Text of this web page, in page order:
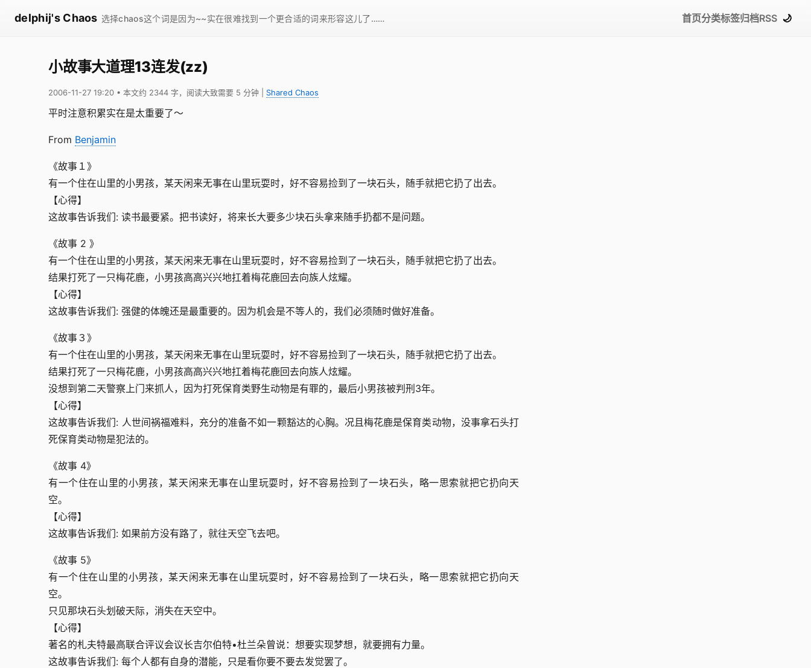
delphij's Chaos 选择chaos这个词是因为~~实在很难找到一个更合适的词来形容这儿了…… 首页分类标签归档RSS 🌙
小故事大道理13连发(zz)
2006-11-27 19:20 • 本文约 2344 字，阅读大致需要 5 分钟 Shared Chaos
平时注意积累实在是太重要了～
From Benjamin
《故事１》
有一个住在山里的小男孩，某天闲来无事在山里玩耍时，好不容易捡到了一块石头，随手就把它扔了出去。
【心得】
这故事告诉我们: 读书最要紧。把书读好，将来长大要多少块石头拿来随手扔都不是问题。
《故事 2 》
有一个住在山里的小男孩，某天闲来无事在山里玩耍时，好不容易捡到了一块石头，随手就把它扔了出去。
结果打死了一只梅花鹿，小男孩高高兴兴地扛着梅花鹿回去向族人炫耀。
【心得】
这故事告诉我们: 强健的体魄还是最重要的。因为机会是不等人的，我们必须随时做好准备。
《故事３》
有一个住在山里的小男孩，某天闲来无事在山里玩耍时，好不容易捡到了一块石头，随手就把它扔了出去。
结果打死了一只梅花鹿，小男孩高高兴兴地扛着梅花鹿回去向族人炫耀。
没想到第二天警察上门来抓人，因为打死保育类野生动物是有罪的，最后小男孩被判刑3年。
【心得】
这故事告诉我们: 人世间祸福难料，充分的准备不如一颗豁达的心胸。况且梅花鹿是保育类动物，没事拿石头打
死保育类动物是犯法的。
《故事 4》
有一个住在山里的小男孩，某天闲来无事在山里玩耍时，好不容易捡到了一块石头，略一思索就把它扔向天
空。
【心得】
这故事告诉我们: 如果前方没有路了，就往天空飞去吧。
《故事 5》
有一个住在山里的小男孩，某天闲来无事在山里玩耍时，好不容易捡到了一块石头，略一思索就把它扔向天
空。
只见那块石头划破天际，消失在天空中。
【心得】
著名的札夫特最高联合评议会议长吉尔伯特•杜兰朵曾说：想要实现梦想，就要拥有力量。
这故事告诉我们: 每个人都有自身的潜能，只是看你要不要去发觉罢了。